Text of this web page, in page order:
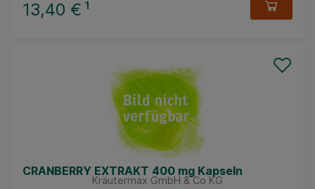
13,40 € ¹
CRANBERRY EXTRAKT 400 mg Kapseln
Kräutermax GmbH & Co KG